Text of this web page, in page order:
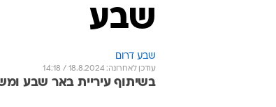
שבע
שבע דרום
עודכן לאחרונה: 18.8.2024 / 14:18
בשיתוף עיריית באר שבע